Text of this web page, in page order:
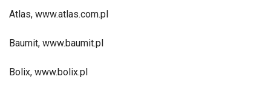
Atlas, www.atlas.com.pl
Baumit, www.baumit.pl
Bolix, www.bolix.pl